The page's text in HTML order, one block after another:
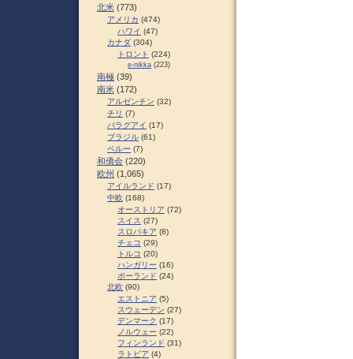
北米 (773)
アメリカ (474)
ハワイ (47)
カナダ (304)
トロント (224)
e-nikka (223)
南極 (39)
南米 (172)
アルゼンチン (32)
チリ (7)
パラグアイ (17)
ブラジル (61)
ペルー (7)
和僑会 (220)
欧州 (1,065)
アイルランド (17)
中欧 (168)
オーストリア (72)
スイス (27)
スロパキア (8)
チェコ (29)
トルコ (20)
ハンガリー (16)
ポーランド (24)
北欧 (90)
エストニア (5)
スウェーデン (27)
デンマーク (17)
ノルウェー (22)
フィンランド (31)
ラトビア (4)